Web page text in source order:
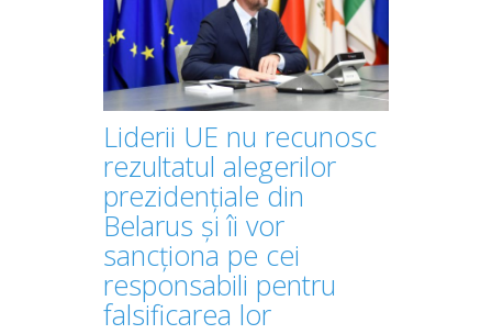
Liderii UE nu recunosc
rezultatul alegerilor
prezidențiale din
Belarus și îi vor
sancționa pe cei
responsabili pentru
falsificarea lor